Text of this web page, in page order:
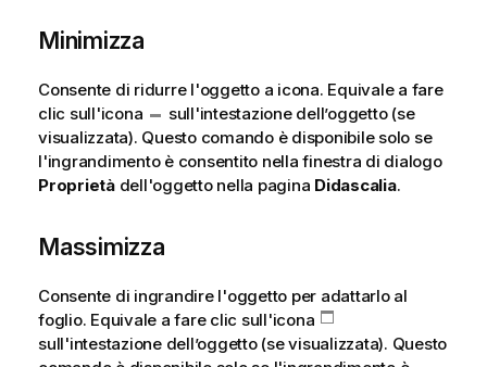
Minimizza
Consente di ridurre l'oggetto a icona. Equivale a fare
clic sull'icona
sull'intestazione dell’oggetto (se
visualizzata). Questo comando è disponibile solo se
l'ingrandimento è consentito nella finestra di dialogo
Proprietàdell'oggetto nella pagina Didascalia.
Massimizza
Consente di ingrandire l'oggetto per adattarlo al
foglio. Equivale a fare clic sull'icona
sull'intestazione dell’oggetto (se visualizzata). Questo